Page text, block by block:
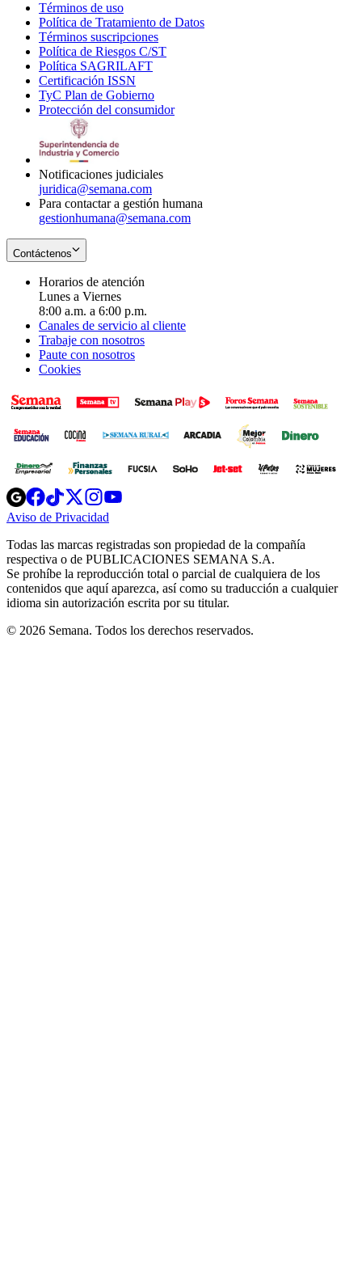
Términos de uso
in
new
window
Política de Tratamiento de Datos
Términos suscripciones
in
Política de Riesgos C/ST
Política SAGRILAFT
new
window
Certificación ISSN
in
new
TyC Plan de Gobierno
in
Protección del consumidorOpens
Notificaciones judiciales
juridica@semana.com
Para contactar a gestión humana
gestionhumana@semana.com
Contáctenos
Horarios de atención
Lunes a Viernes
8:00 a.m. a 6:00 p.m.
Canales de servicio al cliente
Trabaje con nosotros
Paute con nosotros
Cookies
Opens
in
new
Opens
in
new
Opens
in
new
window
Opens
new
windowwindow
Aviso de Privacidad
new
window
Todas las marcas registradas son propiedad de la compañía
respectiva o de PUBLICACIONES SEMANA S.A.
Se prohíbe la reproducción total o parcial de cualquiera de los
contenidos que aquí aparezca, así como su traducción a cualquier
idioma sin autorización escrita por su titular.
© 2026 Semana. Todos los derechos reservados.